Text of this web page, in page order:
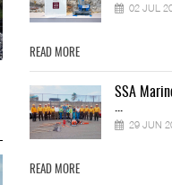
telecomunicaciones p ...
06 AGO 2026
02 JUL
READ MORE
SSA
...
29 JUN
READ MORE